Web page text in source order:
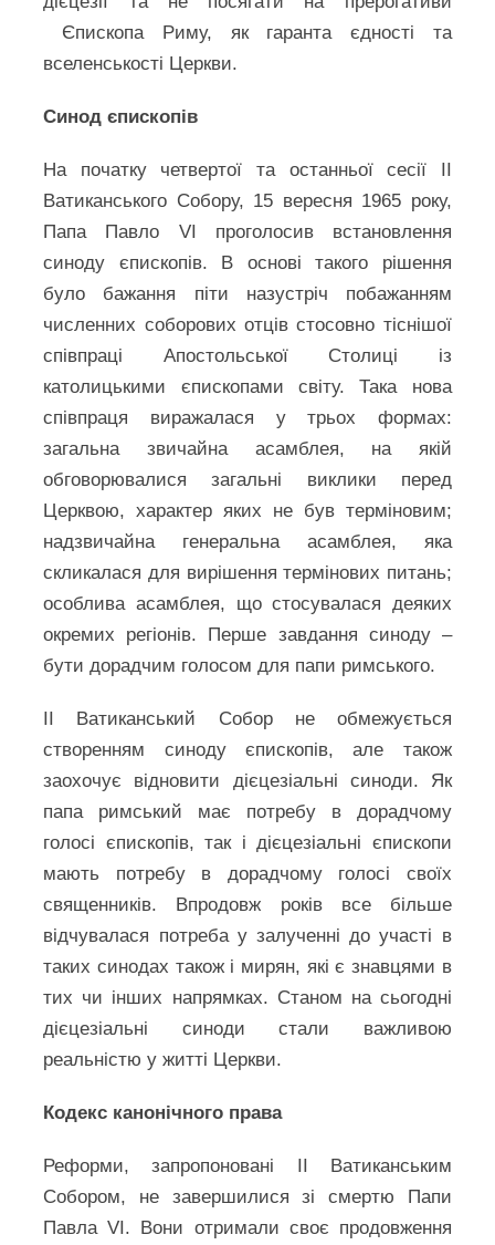
Єпископа Риму, як гаранта єдності та
вселенськості Церкви.
Синод єпископів
На початку четвертої та останньої сесії ІІ
Ватиканського Собору, 15 вересня 1965 року,
Папа Павло VI проголосив встановлення
синоду єпископів. В основі такого рішення
було бажання піти назустріч побажанням
численних соборових отців стосовно тіснішої
співпраці Апостольської Столиці із
католицькими єпископами світу. Така нова
співпраця виражалася у трьох формах:
загальна звичайна асамблея, на якій
обговорювалися загальні виклики перед
Церквою, характер яких не був терміновим;
надзвичайна генеральна асамблея, яка
скликалася для вирішення термінових питань;
особлива асамблея, що стосувалася деяких
окремих регіонів. Перше завдання синоду –
бути дорадчим голосом для папи римського.
ІІ Ватиканський Собор не обмежується
створенням синоду єпископів, але також
заохочує відновити дієцезіальні синоди. Як
папа римський має потребу в дорадчому
голосі єпископів, так і дієцезіальні єпископи
мають потребу в дорадчому голосі своїх
священників. Впродовж років все більше
відчувалася потреба у залученні до участі в
таких синодах також і мирян, які є знавцями в
тих чи інших напрямках. Станом на сьогодні
дієцезіальні синоди стали важливою
реальністю у житті Церкви.
Кодекс канонічного права
Реформи, запропоновані ІІ Ватиканським
Собором, не завершилися зі смертю Папи
Павла VI. Вони отримали своє продовження